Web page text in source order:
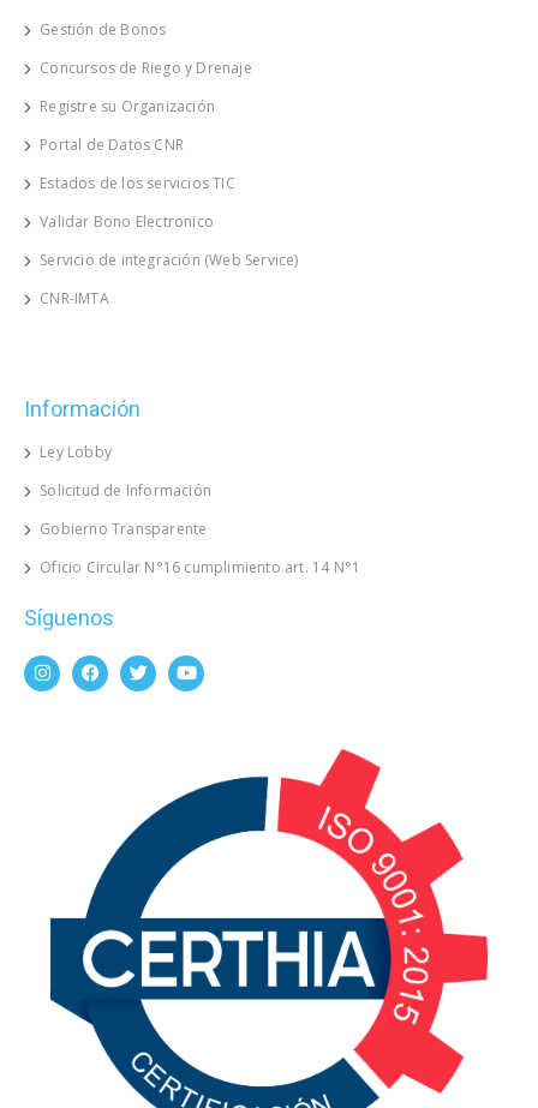
Gestión de Bonos
Concursos de Riego y Drenaje
Registre su Organización
Portal de Datos CNR
Estados de los servicios TIC
Validar Bono Electronico
Servicio de integración (Web Service)
CNR-IMTA
Información
Ley Lobby
Solicitud de Información
Gobierno Transparente
Oficio Circular N°16 cumplimiento art. 14 N°1
Síguenos